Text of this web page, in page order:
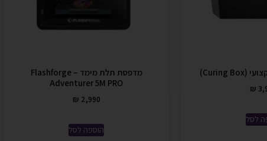
₪
לסל
מדפסת תלת מימד – Flashforge
Adventurer 5M PRO
₪ 2,990
הוספה לסל